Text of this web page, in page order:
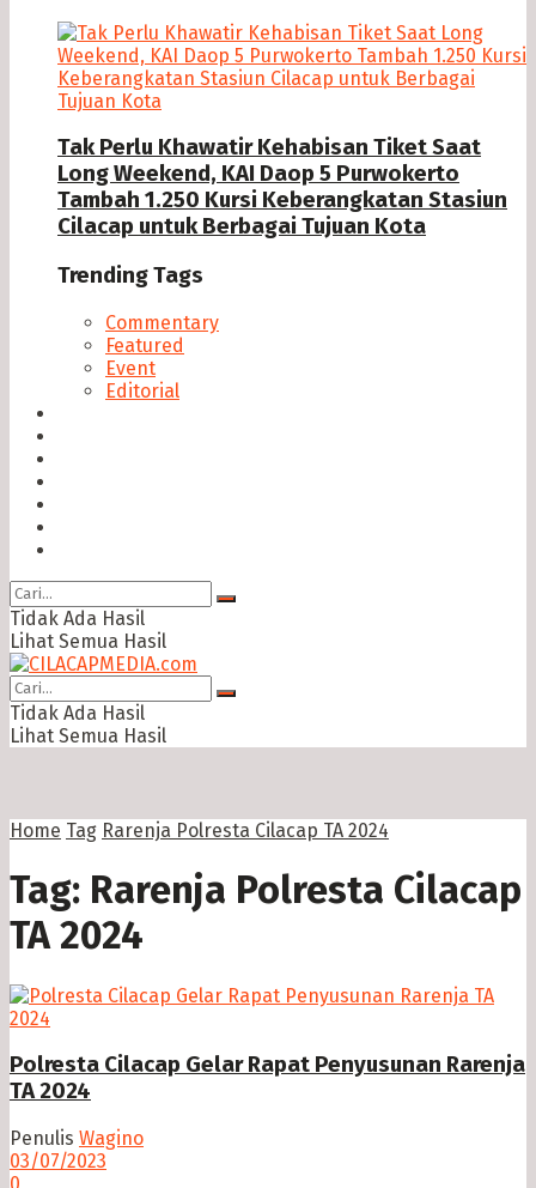
Tak Perlu Khawatir Kehabisan Tiket Saat
Long Weekend, KAI Daop 5 Purwokerto
Tambah 1.250 Kursi Keberangkatan Stasiun
Cilacap untuk Berbagai Tujuan Kota
Trending Tags
Commentary
Featured
Event
Editorial
Tidak Ada Hasil
Lihat Semua Hasil
Tidak Ada Hasil
Lihat Semua Hasil
Home Tag Rarenja Polresta Cilacap TA 2024
Tag: Rarenja Polresta Cilacap
TA 2024
Polresta Cilacap Gelar Rapat Penyusunan Rarenja
TA 2024
Penulis Wagino
03/07/2023